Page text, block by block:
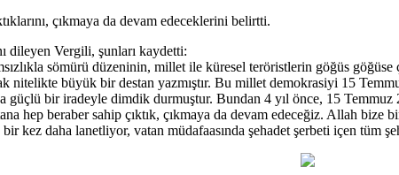
çıkmaya da devam edeceklerini belirtti.
dileyen Vergili, şunları kaydetti:
sömürü düzeninin, millet ile küresel teröristlerin göğüs göğüse
nitelikte büyük bir destan yazmıştır. Bu millet demokrasiyi 15
güçlü bir iradeyle dimdik durmuştur. Bundan 4 yıl önce, 15
hep beraber sahip çıktık, çıkmaya da devam edeceğiz. Allah bize
kez daha lanetliyor, vatan müdafaasında şehadet şerbeti içen tüm